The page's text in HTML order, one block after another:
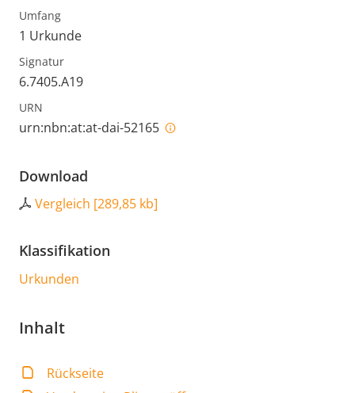
Umfang
1 Urkunde
Signatur
6.7405.A19
URN
urn:nbn:at:at-dai-52165
Download
Vergleich [289,85 kb]
Klassifikation
Urkunden
Inhalt
Rückseite